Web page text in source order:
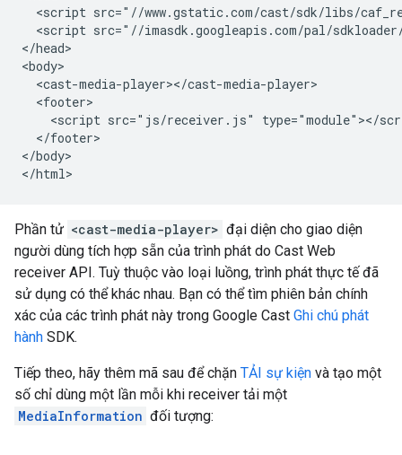
<script src="//www.gstatic.com/cast/sdk/libs/
<script src="//imasdk.googleapis.com/pal/
</head>
<body>
  <cast-media-player></cast-media-player>
  <footer>
<script src="js/receiver.js" type="module"></
  </footer>
</body>
Phần tử <cast-media-player> đại diện cho giao diện
người dùng tích hợp sẵn của trình phát do Cast Web
receiver API. Tuỳ thuộc vào loại luồng, trình phát thực tế đã
sử dụng có thể khác nhau. Bạn có thể tìm phiên bản chính
xác của các trình phát này trong Google Cast Ghi chú phát
hành SDK.
Tiếp theo, hãy thêm mã sau để chặn TẢI sự kiện và tạo một
số chỉ dùng một lần mỗi khi receiver tải một
MediaInformation đối tượng: